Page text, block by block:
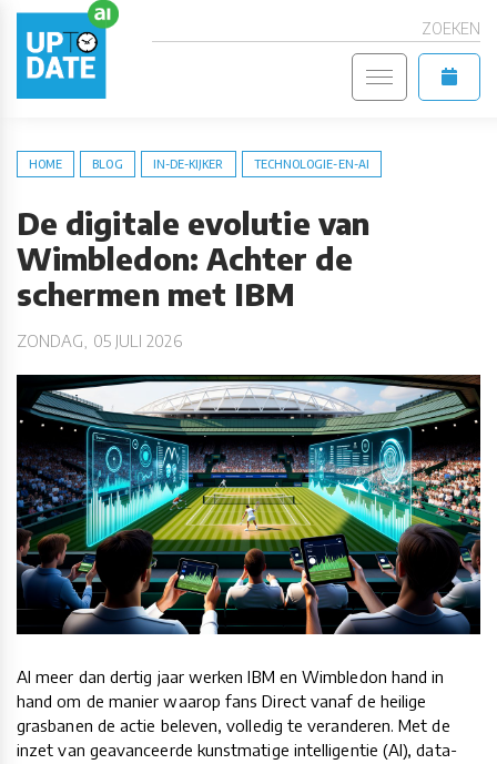
ZOEKEN
HOME BLOG IN-DE-KIJKER TECHNOLOGIE-EN-AI
De digitale evolutie van
Wimbledon: Achter de
schermen met IBM
ZONDAG, 05 JULI 2026
Al meer dan dertig jaar werken IBM en Wimbledon hand in
hand om de manier waarop fans Direct vanaf de heilige
grasbanen de actie beleven, volledig te veranderen. Met de
inzet van geavanceerde kunstmatige intelligentie (AI), data-